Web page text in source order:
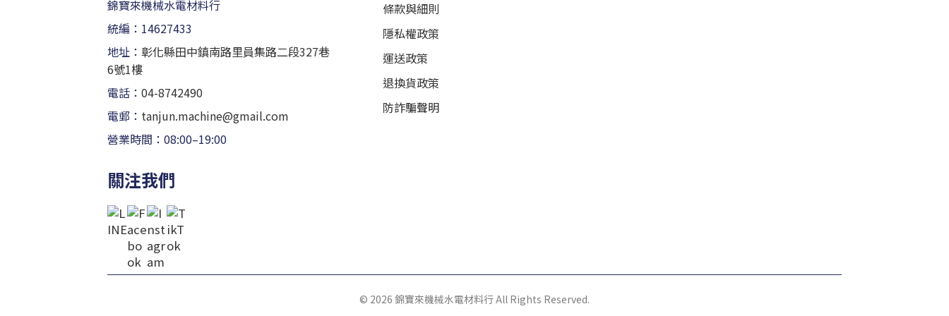
錦寶來機械水電材料行
統編：14627433
地址： 彰化縣田中鎮南路里員集路二段327巷
6號1樓
電話： 04-8742490
電郵： tanjun.machine@gmail.com
營業時間：08:00–19:00
關注我們
條款與細則
隱私權政策
運送政策
退換貨政策
防詐騙聲明
© 2026 錦寶來機械水電材料行 All Rights Reserved.